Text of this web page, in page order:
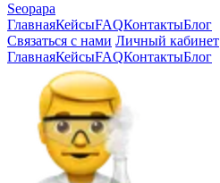
Seopapa
ГлавнаяКейсыFAQКонтактыБлог
Связаться с нами Личный кабинет
ГлавнаяКейсыFAQКонтактыБлог